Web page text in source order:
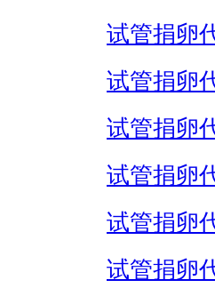
试管捐卵
试管捐卵
试管捐卵
试管捐卵
试管捐卵
试管捐卵